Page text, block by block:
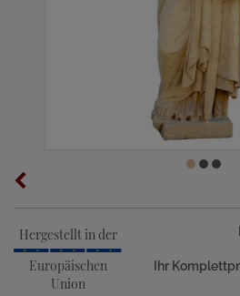
Hergestellt in der
Europäischen
Union
Ihr